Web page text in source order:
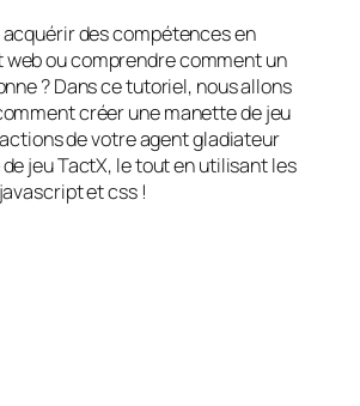
des compétences en
ou comprendre comment un
? Dans ce tutoriel, nous allons
créer une manette de jeu
de votre agent gladiateur
jeu TactX, le tout en utilisant les
et css !